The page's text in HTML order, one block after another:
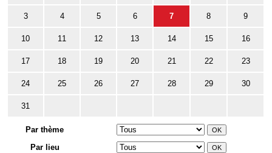
3 4 5 6 7 8 9
10 11 12 13 14 15 16
17 18 19 20 21 22 23
24 25 26 27 28 29 30
31
Par thème
Par lieu